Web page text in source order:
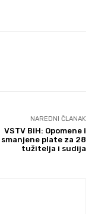
NAREDNI ČLANAK
VSTV BiH: Opomene i
smanjene plate za 28
tužitelja i sudija